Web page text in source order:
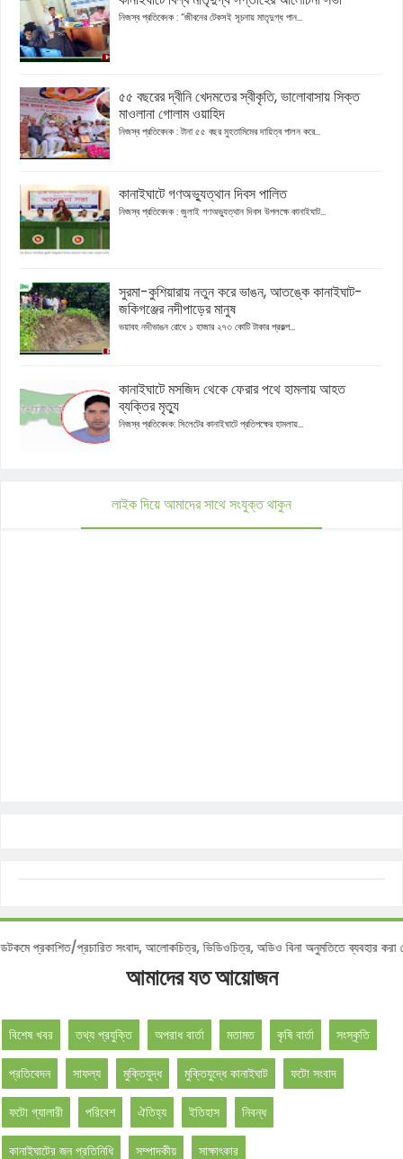
নিজস্ব প্রতিবেদক : “জীবনের টেকসই সূচনায় মাতৃদুগ্ধ পান...
৫৫ বছরের দ্বীনি খেদমতের স্বীকৃতি, ভালোবাসায় সিক্ত
মাওলানা গোলাম ওয়াহিদ
নিজস্ব প্রতিবেদক : টানা ৫৫ বছর মুহতামিমের দায়িত্ব পালন করে...
কানাইঘাটে গণঅভ্যুত্থান দিবস পালিত
নিজস্ব প্রতিবেদক : জুলাই গণঅভ্যুত্থান দিবস উপলক্ষে কানাইঘাট...
সুরমা-কুশিয়ারায় নতুন করে ভাঙন, আতঙ্কে কানাইঘাট-
জকিগঞ্জের নদীপাড়ের মানুষ
ভয়াবহ নদীভাঙন রোধে ১ হাজার ২৭৩ কোটি টাকার প্রকল্প...
কানাইঘাটে মসজিদ থেকে ফেরার পথে হামলায় আহত
ব্যক্তির মৃত্যু
নিজস্ব প্রতিবেদক: সিলেটের কানাইঘাটে প্রতিপক্ষের হামলায়...
লাইক দিয়ে আমাদের সাথে সংযুক্ত থাকুন
প্রকাশিত/প্রচারিত সংবাদ, আলোকচিত্র, ভিডিওচিত্র, অডিও বিনা অনুমতিতে ব্যবহার করা
আমাদের যত আয়োজন
বিশেষ খবর তথ্য প্রযুক্তি অপরাধ বার্তা মতামত কৃষি বার্তা সংস্কৃতি
প্রতিবেদন সাফল্য মুক্তিযুদ্ধ মুক্তিযুদ্ধে কানাইঘাট ফটো সংবাদ
ফটো গ্যালারী পরিবেশ ঐতিহ্য ইতিহাস নিবন্ধ
কানাইঘাটের জন প্রতিনিধি সম্পাদকীয় সাক্ষাৎকার